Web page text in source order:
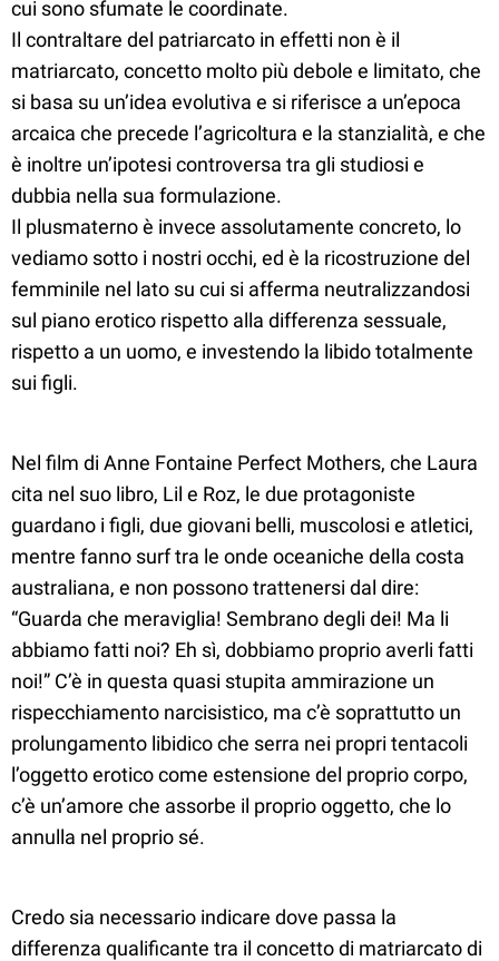
cui sono sfumate le coordinate.
Il contraltare del patriarcato in effetti non è il
matriarcato, concetto molto più debole e limitato, che
si basa su un’idea evolutiva e si riferisce a un’epoca
arcaica che precede l’agricoltura e la stanzialità, e che
è inoltre un’ipotesi controversa tra gli studiosi e
dubbia nella sua formulazione.
Il plusmaterno è invece assolutamente concreto, lo
vediamo sotto i nostri occhi, ed è la ricostruzione del
femminile nel lato su cui si afferma neutralizzandosi
sul piano erotico rispetto alla differenza sessuale,
rispetto a un uomo, e investendo la libido totalmente
sui figli.
Nel film di Anne Fontaine Perfect Mothers, che Laura
cita nel suo libro, Lil e Roz, le due protagoniste
guardano i figli, due giovani belli, muscolosi e atletici,
mentre fanno surf tra le onde oceaniche della costa
australiana, e non possono trattenersi dal dire:
“Guarda che meraviglia! Sembrano degli dei! Ma li
abbiamo fatti noi? Eh sì, dobbiamo proprio averli fatti
noi!” C’è in questa quasi stupita ammirazione un
rispecchiamento narcisistico, ma c’è soprattutto un
prolungamento libidico che serra nei propri tentacoli
l’oggetto erotico come estensione del proprio corpo,
c’è un’amore che assorbe il proprio oggetto, che lo
annulla nel proprio sé.
Credo sia necessario indicare dove passa la
differenza qualificante tra il concetto di matriarcato di